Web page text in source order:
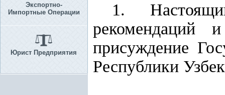
Экспортно-
Импортные Операции
Юрист Предприятия
1.
рекомендаций
присуждение
Республики